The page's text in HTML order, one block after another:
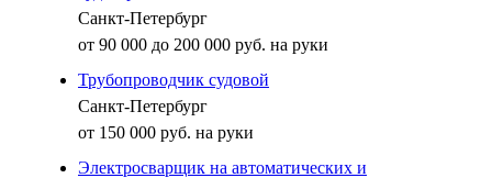
Санкт-Петербург
от 90 000 до 200 000 руб. на руки
Трубопроводчик судовой
Санкт-Петербург
от 150 000 руб. на руки
Электросварщик на автоматических и